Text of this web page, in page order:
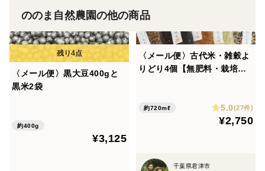
発送日は火曜・金曜です。
ののま自然農園の他の商品
〈メール便〉黒大豆400gと
黒米2袋
約400g
¥3,125
〈メール便〉古代米・雑穀よ
りどり4個【無肥料・栽培期
約720mℓ 5.0(27件)
¥2,750
千葉県君津市